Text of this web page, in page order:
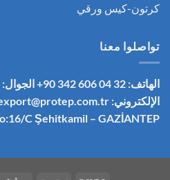
كرتون-كيس ورقي
تواصلوا معنا
الهاتف: 32 04 606 342 90+ الجوال: 47 41 476 532 90+
الإلكتروني:
C Şehitkamil – GAZİANTEP